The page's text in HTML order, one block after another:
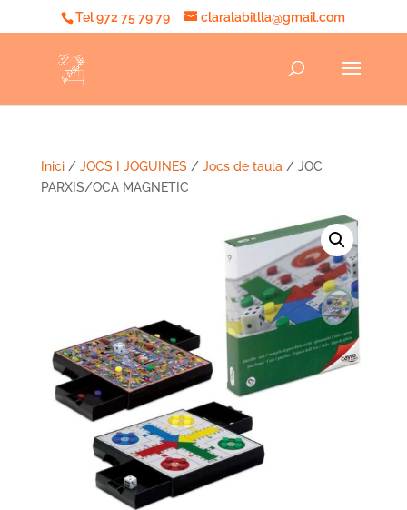
Tel 972 75 79 79 claralabitlla@gmail.com
Inici/ JOCS I JOGUINES / Jocs de taula / JOC
PARXIS/OCA MAGNETIC